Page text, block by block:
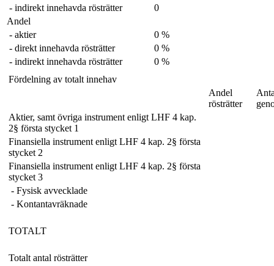
- indirekt innehavda rösträtter
0
Andel
- aktier
0 %
- direkt innehavda rösträtter
0 %
- indirekt innehavda rösträtter
0 %
Fördelning av totalt innehav
Andel
rösträtter
Aktier, samt övriga instrument enligt LHF 4 kap.
2§ första stycket 1
Finansiella instrument enligt LHF 4 kap. 2§ första
stycket 2
Finansiella instrument enligt LHF 4 kap. 2§ första
stycket 3
- Fysisk avvecklade
- Kontantavräknade
TOTALT
Totalt antal rösträtter